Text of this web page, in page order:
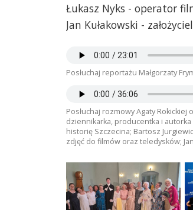
Łukasz Nyks - operator
Jan Kułakowski -
Posłuchaj reportażu Małgorzaty
Posłuchaj rozmowy Agaty
dziennikarka, producentka i
historię Szczecina; Bartosz
zdjęć do filmów oraz teledysków;